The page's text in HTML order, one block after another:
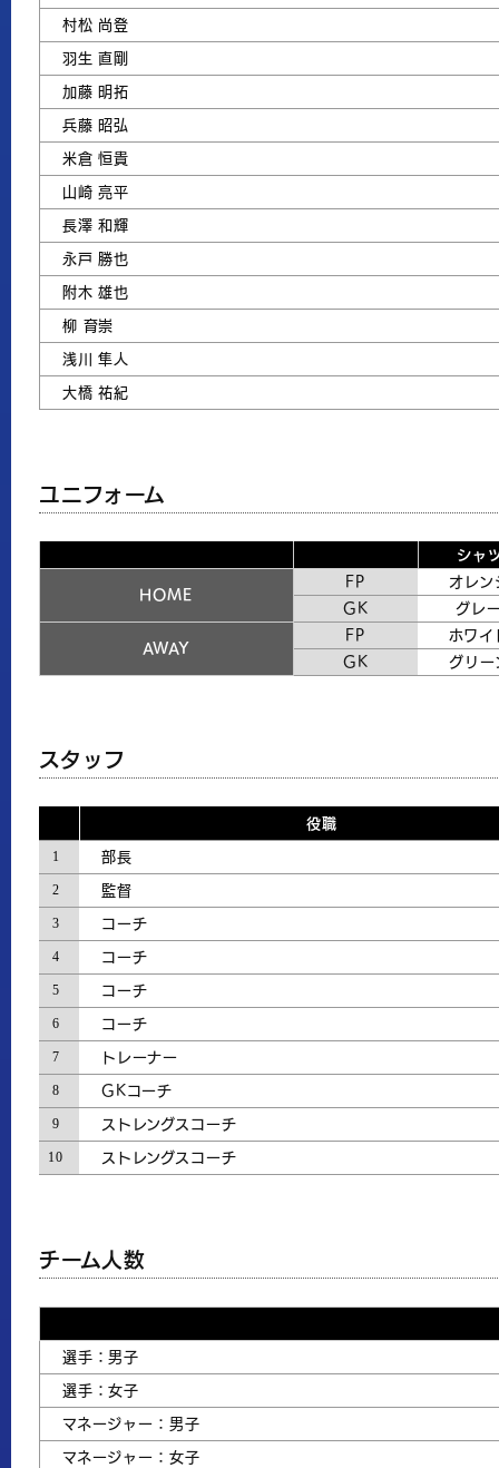
村松 尚登
羽生 直剛
加藤 明拓
兵藤 昭弘
米倉 恒貴
山崎 亮平
長澤 和輝
永戸 勝也
附木 雄也
柳 育崇
浅川 隼人
大橋 祐紀
ユニフォーム
HOME
FP
GK
AWAY
FP
GK
シャ
オレン
グレ
ホワイ
グリー
スタッフ
役職
1 部長
2 監督
3 コーチ
4 コーチ
5 コーチ
6 コーチ
7 トレーナー
8 GKコーチ
9 ストレングスコーチ
10 ストレングスコーチ
チーム人数
選手：男子
選手：女子
マネージャー：男子
マネージャー：女子